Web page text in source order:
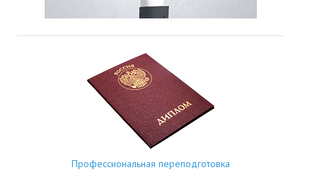
Профессиональная переподготовка